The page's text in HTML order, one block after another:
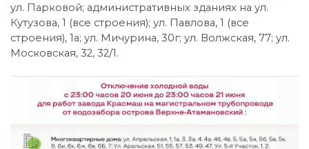
ул. Парковой; административных зданиях на ул.
Кутузова, 1 (все строения); ул. Павлова, 1 (все
строения), 1а; ул. Мичурина, 30г; ул. Волжская, 77; ул.
Московская, 32, 32/1.